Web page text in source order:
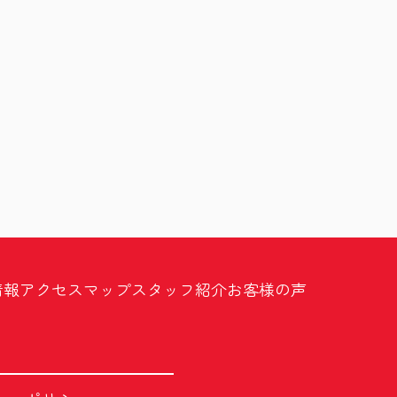
アクセスマップスタッフ紹介お客様の声